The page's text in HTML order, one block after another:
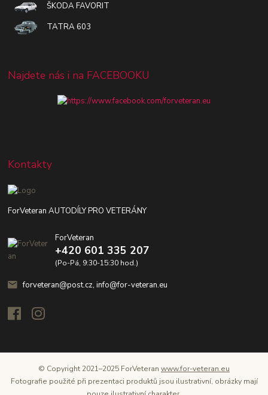
ŠKODA FAVORIT
TATRA 603
Najdete nás i na FACEBOOKU
Kontakty
ForVeteran AUTODÍLY PRO VETERÁNY
ForVeteran
+420 601 335 207
(Po-Pá, 9:30-15:30 hod.)
forveteran@post.cz, info@for-veteran.eu
© Copyright 2021–2025 ForVeteran www.for-veteran.eu
Fotografie použité při prezentaci produktů jsou ilustrativní, obrázky mají